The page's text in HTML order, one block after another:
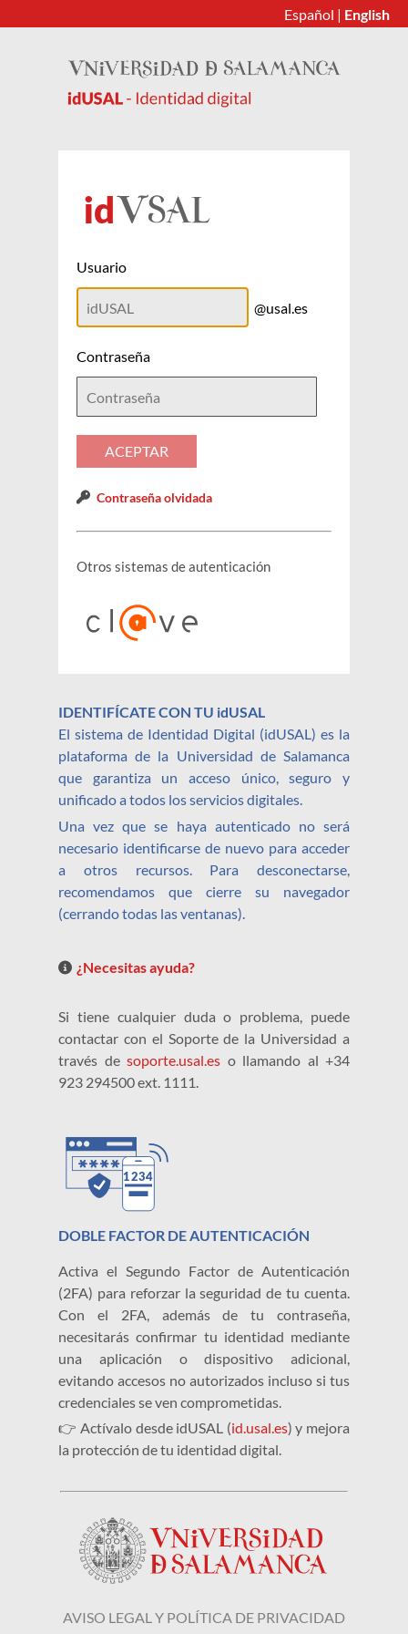
Español | English
Usuario
@usal.es
Contraseña
Contraseña olvidada
Otros sistemas de autenticación
IDENTIFÍCATE CON TU idUSAL
El sistema de Identidad Digital (idUSAL) es la
plataforma de la Universidad de Salamanca
que garantiza un acceso único, seguro y
unificado a todos los servicios digitales.
Una vez que se haya autenticado no será
necesario identificarse de nuevo para acceder
a otros recursos. Para desconectarse,
recomendamos que cierre su navegador
(cerrando todas las ventanas).
¿Necesitas ayuda?
Si tiene cualquier duda o problema, puede
contactar con el Soporte de la Universidad a
través de soporte.usal.es o llamando al +34
923 294500 ext. 1111.
DOBLE FACTOR DE AUTENTICACIÓN
Activa el Segundo Factor de Autenticación
(2FA) para reforzar la seguridad de tu cuenta.
Con el 2FA, además de tu contraseña,
necesitarás confirmar tu identidad mediante
una aplicación o dispositivo adicional,
evitando accesos no autorizados incluso si tus
credenciales se ven comprometidas.
👉 Actívalo desde idUSAL (id.usal.es) y mejora
la protección de tu identidad digital.
AVISO LEGAL Y POLÍTICA DE PRIVACIDAD